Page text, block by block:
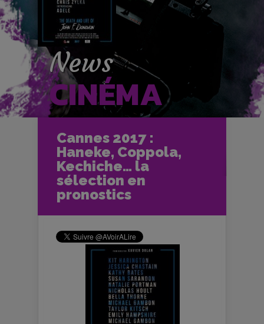
News
CINÉMA
Cannes 2017 :
Haneke, Coppola,
Kechiche… la
sélection en
pronostics
Accueil
Cinéma
Les News Cinéma
Cannes 2017 : Haneke, Coppola,
Kechiche… la sélection en pronostics